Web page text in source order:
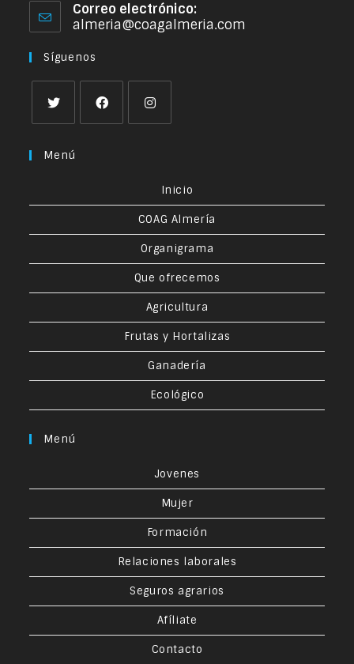
Correo electrónico:
almeria@coagalmeria.com
Síguenos
Menú
Inicio
COAG Almería
Organigrama
Que ofrecemos
Agricultura
Frutas y Hortalizas
Ganadería
Ecológico
Menú
Jovenes
Mujer
Formación
Relaciones laborales
Seguros agrarios
Afíliate
Contacto